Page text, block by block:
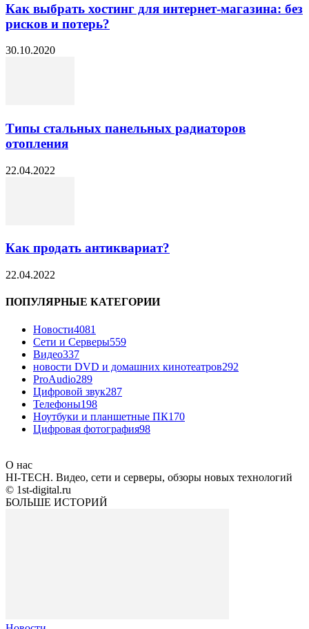
Как выбрать хостинг для интернет-магазина: без
рисков и потерь?
30.10.2020
Типы стальных панельных радиаторов
отопления
22.04.2022
Как продать антиквариат?
22.04.2022
ПОПУЛЯРНЫЕ КАТЕГОРИИ
Новости4081
Сети и Серверы559
Видео337
новости DVD и домашних кинотеатров292
ProAudio289
Цифровой звук287
Телефоны198
Ноутбуки и планшетные ПК170
Цифровая фотография98
О нас
HI-TECH. Видео, сети и серверы, обзоры новых технологий
© 1st-digital.ru
БОЛЬШЕ ИСТОРИЙ